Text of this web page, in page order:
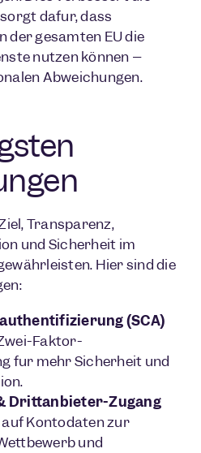
dafür, dass
gesamten EU die
nutzen können –
Abweichungen.
Transparenz,
und Sicherheit im
Hier sind die
(SCA)
Faktor-
für mehr Sicherheit und
Drittanbieter-Zugang
Kontodaten zur
und